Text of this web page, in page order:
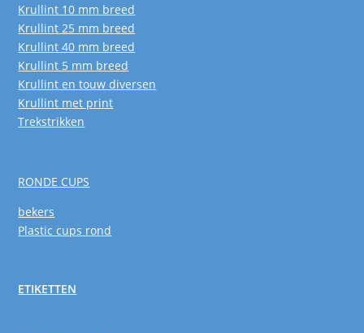
Krullint 10 mm breed
Krullint 25 mm breed
Krullint 40 mm breed
Krullint 5 mm breed
Krullint en touw diversen
Krullint met print
Trekstrikken
RONDE CUPS
bekers
Plastic cups rond
ETIKETTEN